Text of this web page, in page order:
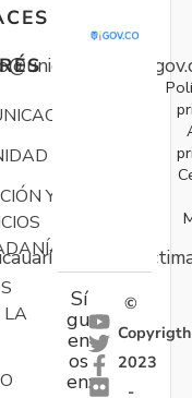
Y
LA
Sí
gu
en
os
en:
©
Copyrigth
2023
-